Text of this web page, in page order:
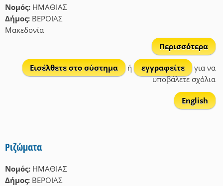
Νομός: ΗΜΑΘΙΑΣ
Δήμος: ΒΕΡΟΙΑΣ
Μακεδονία
Περισσότερα
Εισέλθετε στο σύστημα
ή εγγραφείτε
για να
υποβάλετε σχόλια
English
Ριζώματα
Νομός: ΗΜΑΘΙΑΣ
Δήμος: ΒΕΡΟΙΑΣ